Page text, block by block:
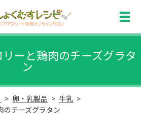
ーと鶏肉のチーズグラタ
ン
卵・乳製品
牛乳
のチーズグラタン